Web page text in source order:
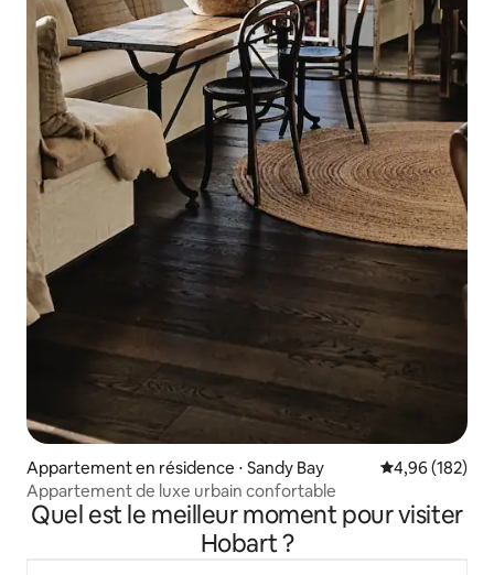
Appartement en résidence ⋅ Sandy Bay Évaluation
4,96 (182)
Appartement de luxe urbain confortable
Quel est le meilleur moment pour visiter
Hobart ?